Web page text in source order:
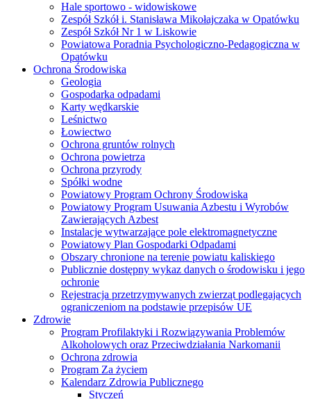
Hale sportowo - widowiskowe
Zespół Szkół i. Stanisława Mikołajczaka w Opatówku
Zespół Szkół Nr 1 w Liskowie
Powiatowa Poradnia Psychologiczno-Pedagogiczna w
Opatówku
Ochrona Środowiska
Geologia
Gospodarka odpadami
Karty wędkarskie
Leśnictwo
Łowiectwo
Ochrona gruntów rolnych
Ochrona powietrza
Ochrona przyrody
Spółki wodne
Powiatowy Program Ochrony Środowiska
Powiatowy Program Usuwania Azbestu i Wyrobów
Zawierających Azbest
Instalacje wytwarzające pole elektromagnetyczne
Powiatowy Plan Gospodarki Odpadami
Obszary chronione na terenie powiatu kaliskiego
Publicznie dostępny wykaz danych o środowisku i jego
ochronie
Rejestracja przetrzymywanych zwierząt podlegających
ograniczeniom na podstawie przepisów UE
Zdrowie
Program Profilaktyki i Rozwiązywania Problemów
Alkoholowych oraz Przeciwdziałania Narkomanii
Ochrona zdrowia
Program Za życiem
Kalendarz Zdrowia Publicznego
Styczeń